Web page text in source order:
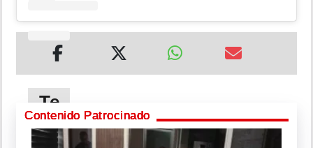
Te
puede
interesar
Contenido Patrocinado